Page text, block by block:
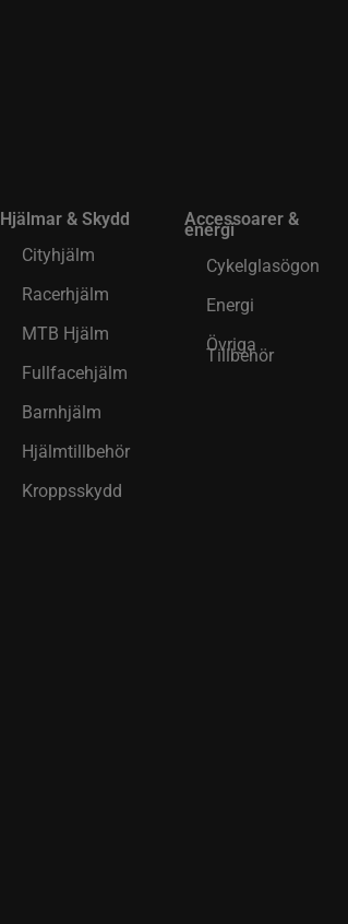
Hjälmar & Skydd
Cityhjälm
Racerhjälm
MTB Hjälm
Fullfacehjälm
Barnhjälm
Hjälmtillbehör
Kroppsskydd
Accessoarer &
energi
Cykelglasögon
Energi
Övriga
Tillbehör